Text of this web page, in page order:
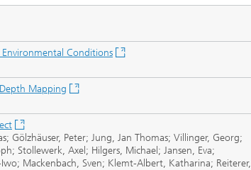
Environmental Conditions
Mapping
Gölzhäuser, Peter; Jung, Jan Thomas; Villinger, Georg;
Stollewerk, Axel; Hilgers, Michael; Jansen, Eva;
Mackenbach, Sven; Klemt-Albert, Katharina; Reiterer,